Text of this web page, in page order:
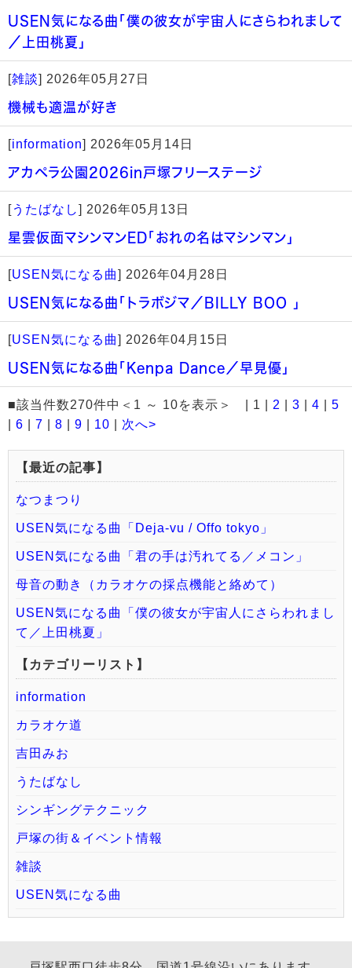
USEN気になる曲「僕の彼女が宇宙人にさらわれまして
／上田桃夏」
[雑談] 2026年05月27日
機械も適温が好き
[information] 2026年05月14日
アカペラ公園2026in戸塚フリーステージ
[うたばなし] 2026年05月13日
星雲仮面マシンマンED「おれの名はマシンマン」
[USEN気になる曲] 2026年04月28日
USEN気になる曲「トラボジマ／BILLY BOO 」
[USEN気になる曲] 2026年04月15日
USEN気になる曲「Kenpa Dance／早見優」
■該当件数270件中＜1 ～ 10を表示＞ | 1 | 2 3 4
5
6 7 8 9 10 次へ>
【最近の記事】
なつまつり
USEN気になる曲「Deja-vu / Offo tokyo」
USEN気になる曲「君の手は汚れてる／メコン」
母音の動き（カラオケの採点機能と絡めて）
USEN気になる曲「僕の彼女が宇宙人にさらわれまし
て／上田桃夏」
【カテゴリーリスト】
information
カラオケ道
吉田みお
うたばなし
シンギングテクニック
戸塚の街＆イベント情報
雑談
USEN気になる曲